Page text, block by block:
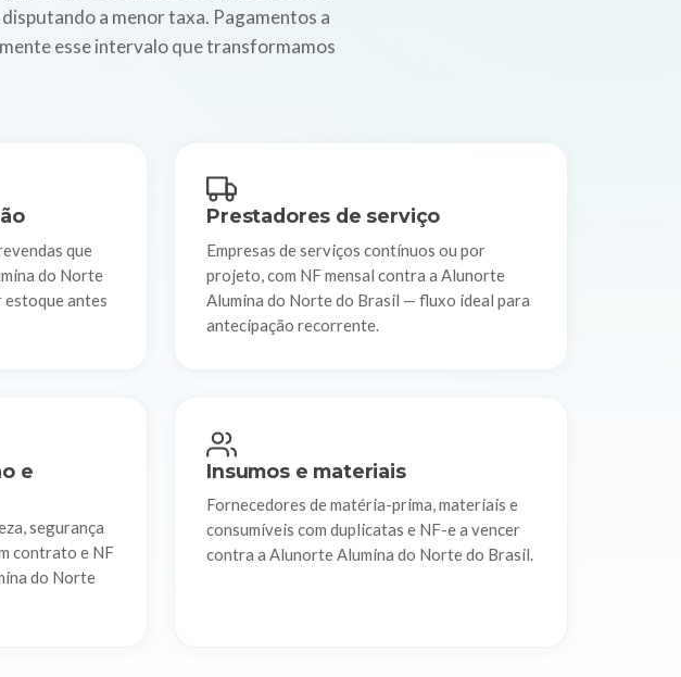
a menor taxa. Pagamentos a
esse intervalo que transformamos
que
do Norte
estoque antes
Prestadores de serviço
Empresas de serviços contínuos ou por
projeto, com NF mensal contra a Alunorte
Alumina do Norte do Brasil — fluxo ideal para
antecipação recorrente.
e
segurança
contrato e NF
do Norte
Insumos e materiais
Fornecedores de matéria-prima, materiais e
consumíveis com duplicatas e NF-e a vencer
contra a Alunorte Alumina do Norte do Brasil.